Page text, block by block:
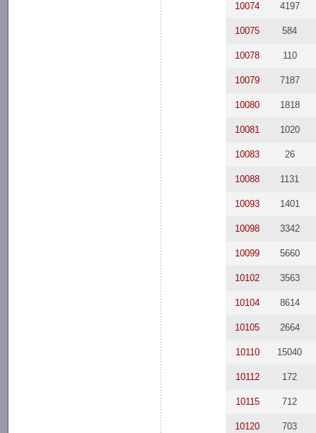
10074 4197
10075 584
10078 110
10079 7187
10080 1818
10081 1020
10083 26
10088 1131
10093 1401
10098 3342
10099 5660
10102 3563
10104 8614
10105 2664
10110 15040
10112 172
10115 712
10120 703